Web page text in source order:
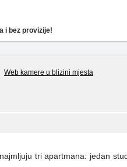
i bez provizije!
Web kamere u blizini mjesta
tri apartmana: jedan